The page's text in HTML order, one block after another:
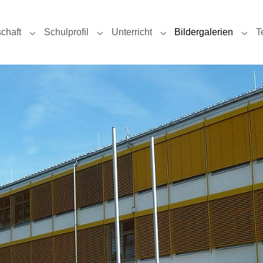
Submenu for "Schulgemeinschaft"
Schulprofil
Submenu for "Schulprofil"
Unterricht
Submenu for
Bildergalerien